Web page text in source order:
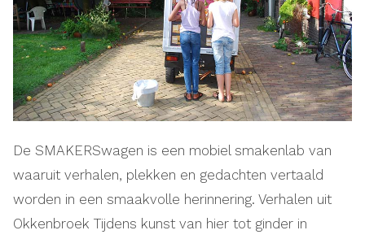
De SMAKERSwagen is een mobiel smakenlab van
waaruit verhalen, plekken en gedachten vertaald
worden in een smaakvolle herinnering. Verhalen uit
Okkenbroek Tijdens kunst van hier tot ginder in